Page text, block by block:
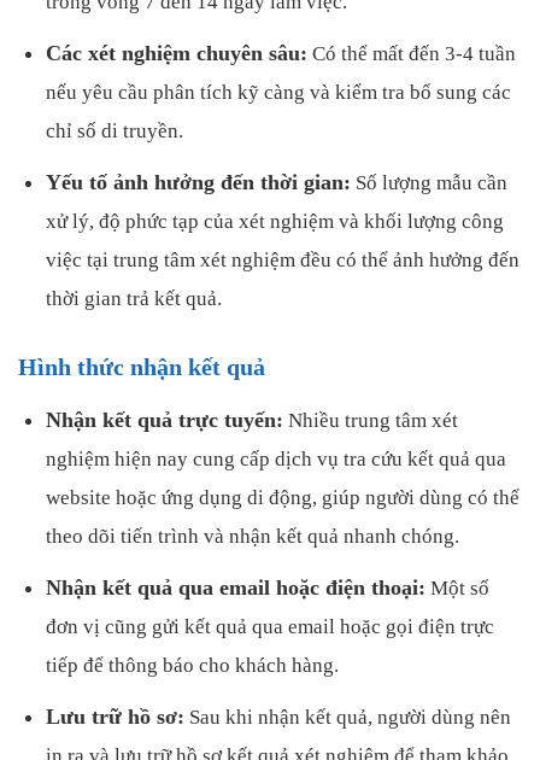
Các xét nghiệm chuyên sâu: Có thể mất đến 3-4 tuần
nếu yêu cầu phân tích kỹ càng và kiểm tra bổ sung các
chỉ số di truyền.
Yếu tố ảnh hưởng đến thời gian: Số lượng mẫu cần
xử lý, độ phức tạp của xét nghiệm và khối lượng công
việc tại trung tâm xét nghiệm đều có thể ảnh hưởng đến
thời gian trả kết quả.
Hình thức nhận kết quả
Nhận kết quả trực tuyến: Nhiều trung tâm xét
nghiệm hiện nay cung cấp dịch vụ tra cứu kết quả qua
website hoặc ứng dụng di động, giúp người dùng có thể
theo dõi tiến trình và nhận kết quả nhanh chóng.
Nhận kết quả qua email hoặc điện thoại: Một số
đơn vị cũng gửi kết quả qua email hoặc gọi điện trực
tiếp để thông báo cho khách hàng.
Lưu trữ hồ sơ: Sau khi nhận kết quả, người dùng nên